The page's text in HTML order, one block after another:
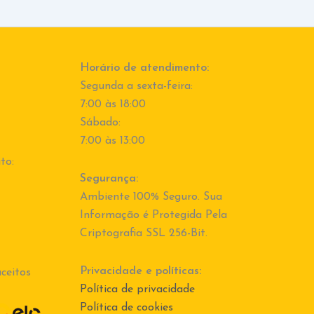
Horário de atendimento:
Segunda a sexta-feira:
7:00 às 18:00
Sábado:
7:00 às 13:00
Segurança:
Ambiente 100% Seguro. Sua
Informação é Protegida Pela
Criptografia SSL 256-Bit.
Privacidade e políticas:
Política de privacidade
Política de cookies